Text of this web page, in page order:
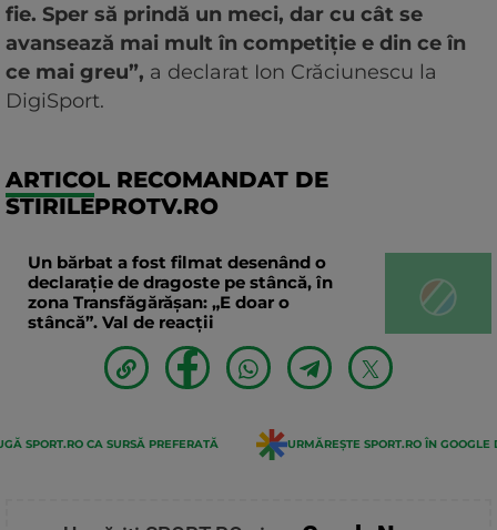
fie. Sper să prindă un meci, dar cu cât se
avansează mai mult în competiție e din ce în
ce mai greu”, a declarat Ion Crăciunescu la
DigiSport.
ARTICOL RECOMANDAT DE
STIRILEPROTV.RO
Un bărbat a fost filmat desenând o
declaraţie de dragoste pe stâncă, în
zona Transfăgărăşan: „E doar o
stâncă”. Val de reacții
SPORT.RO CA SURSĂ PREFERATĂ URMĂREȘTE SPORT.RO ÎN GOOGLE